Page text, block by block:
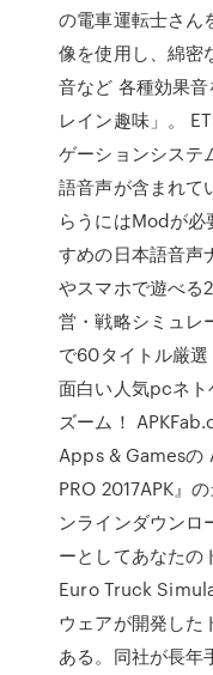
の電車運転士さん
像を使用し、綿密
音など 各種効果
レイン趣味」。
ゲーションシステ
語音声が含まれて
らうにはModが必
すめの日本語音
やスマホで遊べる
営・戦略シミュレ
で60タイトル厳
面白い人気pcネト
ズーム！
Apps & Games
PRO 2017APK』
ンラインダウンロ
ーとしてあなたの
Euro Truck
ウェアが開発した
ある。同社が長年